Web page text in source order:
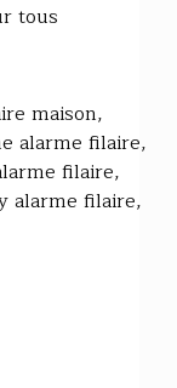
tous
maison,
alarme filaire,
filaire,
alarme filaire,